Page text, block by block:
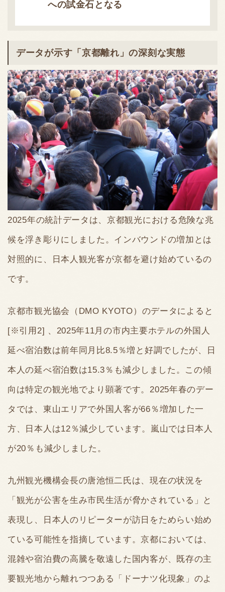
への試金石となる
データが示す「京都離れ」の深刻な実態
2025年の統計データは、京都観光における危険な兆
候を浮き彫りにしました。インバウンドの増加とは
対照的に、日本人観光客が京都を避け始めているの
です。
京都市観光協会（DMO KYOTO）のデータによると
[※引用2] 、2025年11月の市内主要ホテルの外国人
延べ宿泊数は前年同月比8.5％増と好調でしたが、日
本人の延べ宿泊数は15.3％も減少しました。この傾
向は特定の観光地でより顕著です。2025年春のデー
タでは、東山エリアで外国人客が66％増加した一
方、日本人は12％減少しています。嵐山では日本人
が20％も減少しました。
九州観光機構会長の唐池恒二氏は、現在の状況を
「観光が公害を生み市民生活が脅かされている」と
表現し、日本人のリピーターが訪日をためらい始め
ている可能性を指摘しています。京都においては、
混雑や宿泊費の高騰を敬遠した国内客が、既存の主
要観光地から離れつつある「ドーナツ化現象」のよ